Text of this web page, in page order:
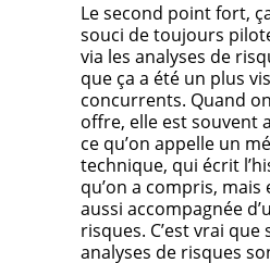
Le second point fort,
souci de toujours
via les analyses de
que ça a été un plus
concurrents. Quand
offre, elle est souvent
ce qu’on appelle un
technique, qui écrit
qu’on a compris,
aussi accompagnée
risques. C’est vrai que
analyses de risques